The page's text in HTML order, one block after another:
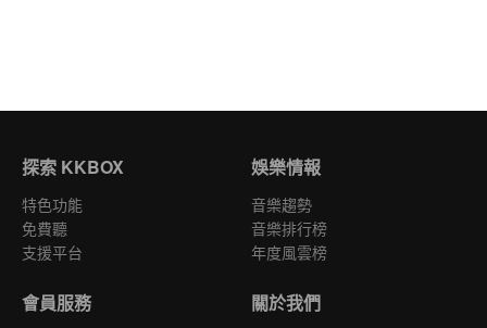
探索 KKBOX
特色功能
免費聽
支援平台
娛樂情報
音樂趨勢
音樂排行榜
年度風雲榜
會員服務 關於我們